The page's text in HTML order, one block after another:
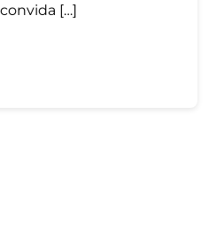
[…]